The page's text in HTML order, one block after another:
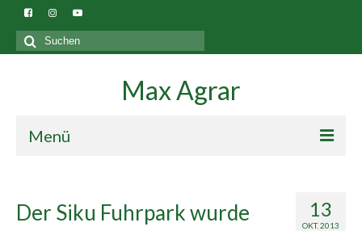
Suchen
nach:
Max Agrar
Menü
Gebäude
13
OKT. 2013
Der Siku Fuhrpark wurde